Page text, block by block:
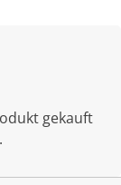
gekauft